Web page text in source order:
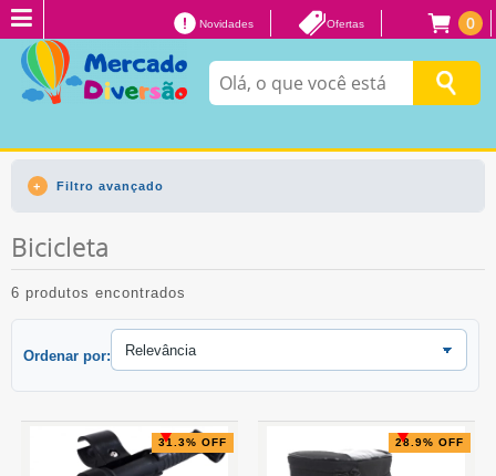
0
Novidades Ofertas
Filtro avançado
Bicicleta
6 produtos encontrados
Ordenar por:
31.3% OFF 28.9% OFF